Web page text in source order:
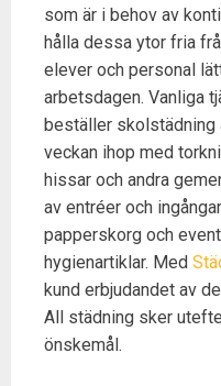
som är i behov av
hålla dessa ytor fria
elever och personal
arbetsdagen. Vanliga
beställer skolstädning
veckan ihop med
hissar och andra
av entréer och
papperskorg och
hygienartiklar. Med
kund erbjudandet av
All städning sker
önskemål.